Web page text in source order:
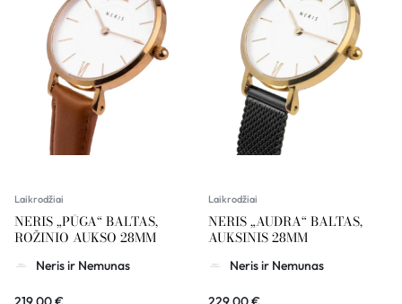
Laikrodžiai
NERIS „PŪGA“ BALTAS,
ROŽINIO AUKSO 28MM
Neris ir Nemunas
Laikrodžiai
NERIS „AUDRA“ BALTAS,
AUKSINIS 28MM
Neris ir Nemunas